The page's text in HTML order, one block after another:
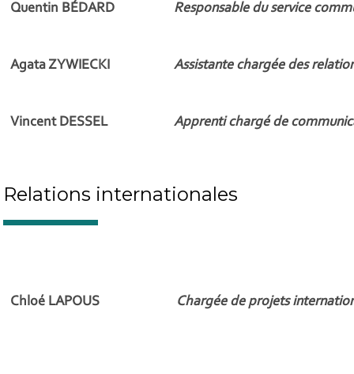
Quentin BÉDARD Responsable du service
Agata ZYWIECKI Assistante chargée des
Vincent DESSEL Apprenti chargé de
Relations internationales
Chloé LAPOUS Chargée de projets